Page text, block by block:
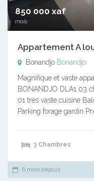
850 000 xaf
mois
Appartement A
Bonandjo Bonandjo
Magnifique et vaste
BONANDJO DLA1 03
01 très vaste cuisine
Parking forage gardin
3 Chambres
6 mois depuis